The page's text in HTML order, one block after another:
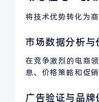
将技术优势转化为商
市场数据分析与
在竞争激烈的电商
息、价格策略和促
广告验证与品牌